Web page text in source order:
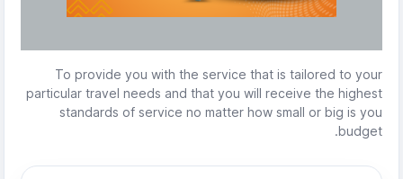
To provide you with the service that is tailored to your
particular travel needs and that you will receive the highest
standards of service no matter how small or big is you
budget.